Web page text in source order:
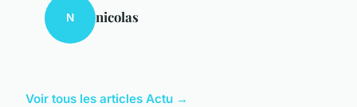
N nicolas
Voir tous les articles Actu →